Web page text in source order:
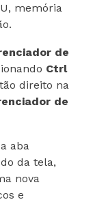
memória
de
Ctrl
direito na
de
aba
da tela,
nova
e